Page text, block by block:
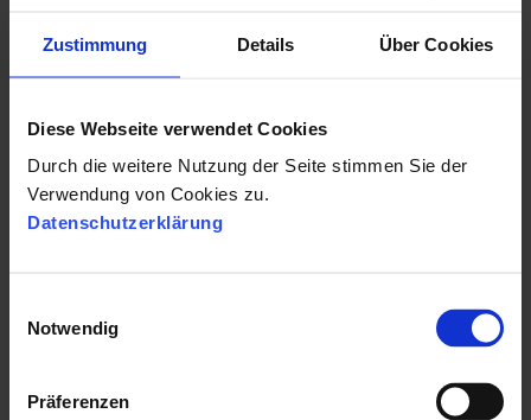
Zustimmung Details Über Cookies
Diese Webseite verwendet Cookies
Durch die weitere Nutzung der Seite stimmen Sie der
Verwendung von Cookies zu.
Datenschutzerklärung
Notwendig
Präferenzen
Wir haben eine Recruiting
den Aufbau der Arbeitgebermarke
zu unterstützen und zu messen, so
dass RecruiterInnen die passenden
Demo zeigen wir Euch gerne